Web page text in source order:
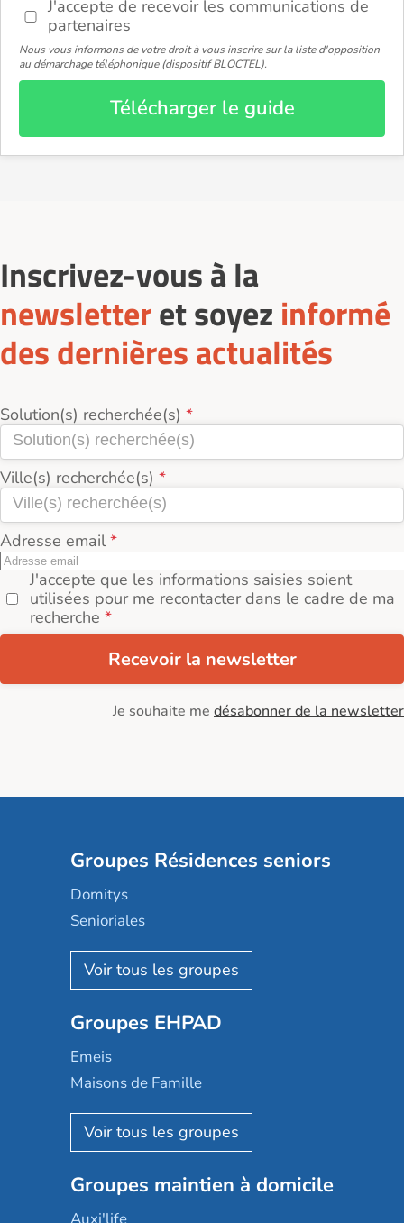
J'accepte de recevoir les communications de
partenaires
Nous vous informons de votre droit à vous inscrire sur la liste d'opposition
au démarchage téléphonique (dispositif BLOCTEL).
Télécharger le guide
Inscrivez-vous à la
newsletteret soyez informé
des dernières actualités
Solution(s) recherchée(s)
Ville(s) recherchée(s)
Adresse email
J'accepte que les informations saisies soient
utilisées pour me recontacter dans le cadre de ma
recherche
Recevoir la newsletter
Je souhaite me désabonner de la newsletter
Groupes Résidences seniors
Domitys
Senioriales
Nohée
Les Résidentiels
Mobicap
Domusvi
Happy Senior
Aquarelia
Nexity edenea
Les jardins d'Arcadie
Occitalia
Groupes EHPAD
Emeis
Maisons de Famille
Korian
Emera
Groupe SOS
Le Noble Âge
Groupes maintien à domicile